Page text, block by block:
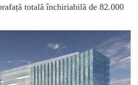
totală închiriabilă de 82.000